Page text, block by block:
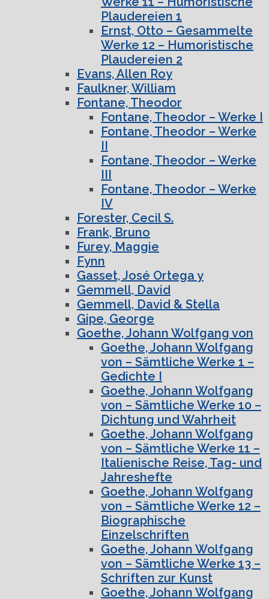
Plaudereien 1
Ernst, Otto – Gesammelte
Werke 12 – Humoristische
Plaudereien 2
Evans, Allen Roy
Faulkner, William
Fontane, Theodor
Fontane, Theodor – Werke I
Fontane, Theodor – Werke
II
Fontane, Theodor – Werke
III
Fontane, Theodor – Werke
IV
Forester, Cecil S.
Frank, Bruno
Furey, Maggie
Fynn
Gasset, José Ortega y
Gemmell, David
Gemmell, David & Stella
Gipe, George
Goethe, Johann Wolfgang von
Goethe, Johann Wolfgang
von – Sämtliche Werke 1 –
Gedichte I
Goethe, Johann Wolfgang
von – Sämtliche Werke 10 –
Dichtung und Wahrheit
Goethe, Johann Wolfgang
von – Sämtliche Werke 11 –
Italienische Reise, Tag- und
Jahreshefte
Goethe, Johann Wolfgang
von – Sämtliche Werke 12 –
Biographische
Einzelschriften
Goethe, Johann Wolfgang
von – Sämtliche Werke 13 –
Schriften zur Kunst
Goethe, Johann Wolfgang